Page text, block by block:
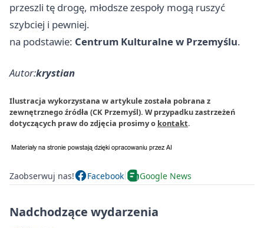
przeszli tę drogę, młodsze zespoły mogą ruszyć
szybciej i pewniej.
na podstawie: Centrum Kulturalne w Przemyślu.
Autor:krystian
Ilustracja wykorzystana w artykule została pobrana z
zewnętrznego źródła (CK Przemyśl). W przypadku zastrzeżeń
dotyczących praw do zdjęcia prosimy o kontakt.
Zaobserwuj nas! Facebook Google News
Nadchodzące wydarzenia